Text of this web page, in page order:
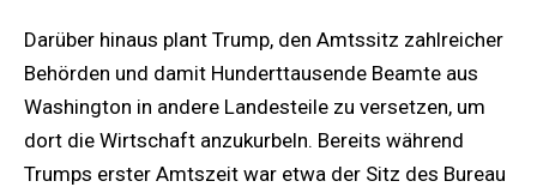
Darüber hinaus plant Trump, den Amtssitz zahlreicher
Behörden und damit Hunderttausende Beamte aus
Washington in andere Landesteile zu versetzen, um
dort die Wirtschaft anzukurbeln. Bereits während
Trumps erster Amtszeit war etwa der Sitz des Bureau